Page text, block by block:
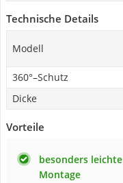
Technische Details
Modell
360°–Schutz
Dicke
Vorteile
besonders leichte
Montage